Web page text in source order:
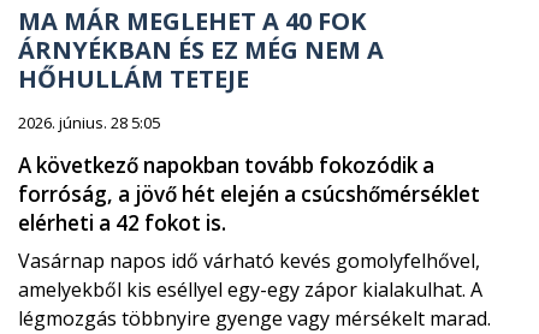
MA MÁR MEGLEHET A 40 FOK
ÁRNYÉKBAN ÉS EZ MÉG NEM A
HŐHULLÁM TETEJE
2026. június. 28 5:05
A következő napokban tovább fokozódik a
forróság, a jövő hét elején a csúcshőmérséklet
elérheti a 42 fokot is.
Vasárnap napos idő várható kevés gomolyfelhővel,
amelyekből kis eséllyel egy-egy zápor kialakulhat. A
légmozgás többnyire gyenge vagy mérsékelt marad.